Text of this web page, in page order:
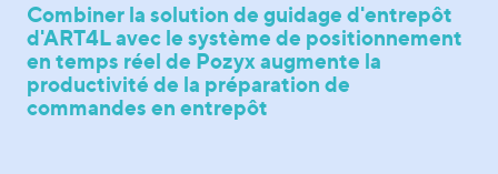
Combiner la solution de guidage d'entrepôt
d'ART4L avec le système de positionnement
en temps réel de Pozyx augmente la
productivité de la préparation de
commandes en entrepôt